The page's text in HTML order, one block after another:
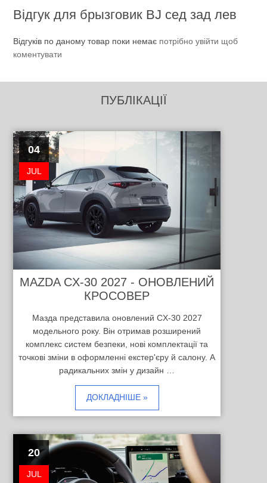
Відгук для брызговик BJ сед зад лев
Відгуків по даному товар поки немає потрібно увійти щоб
коментувати
ПУБЛІКАЦІЇ
04
JUL
MAZDA CX-30 2027 - ОНОВЛЕНИЙ
КРОСОВЕР
Мазда представила оновлений CX-30 2027
модельного року. Він отримав розширений
комплекс систем безпеки, нові комплектації та
точкові зміни в оформленні екстер'єру й салону. А
радикальних змін у дизайн …
ДОКЛАДНІШЕ »
20
JUL